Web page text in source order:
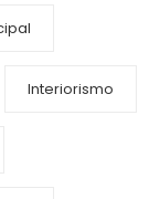
Interiorismo